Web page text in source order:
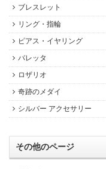
ブレスレット
リング・指輪
ピアス・イヤリング
バレッタ
ロザリオ
奇跡のメダイ
シルバー アクセサリー
その他のページ